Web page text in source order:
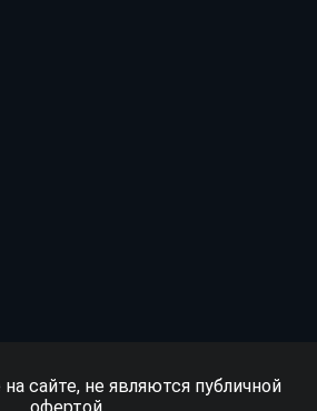
сайте, не являются публичной